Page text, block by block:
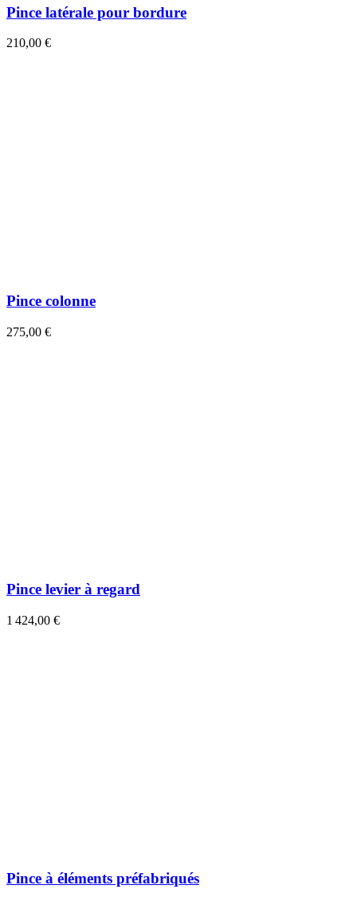
Pince latérale pour bordure
210,00 €
Pince colonne
275,00 €
Pince levier à regard
1 424,00 €
Pince à éléments préfabriqués